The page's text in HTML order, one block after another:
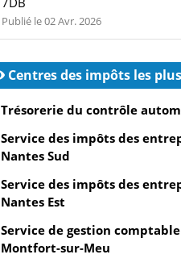
Publié le 02 Avr. 2026
Centres des impôts les
Trésorerie du contrôle
Service des impôts des
Nantes Sud
Service des impôts des
Nantes Est
Service de gestion comptable
Montfort-sur-Meu